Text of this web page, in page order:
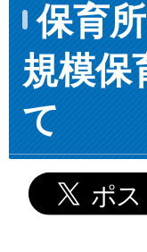
保育
規模保
て